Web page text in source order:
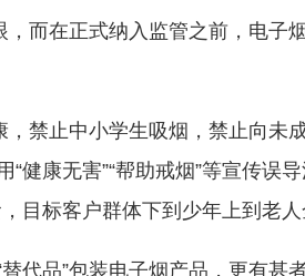
而在正式纳入监管之前，电
，禁止中小学生吸烟，禁止向
康无害”“帮助戒烟”等宣传误
目标客户群体下到少年上到老人
替代品”包装电子烟产品，更有